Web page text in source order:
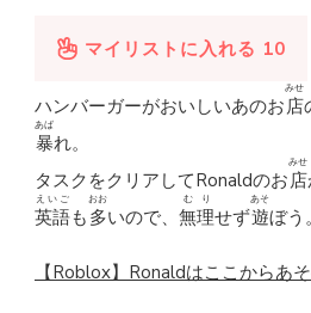
マイリストに入れる 10
ハンバーガーがおいしいあのお店
みせ
暴
あば
れ。
タスクをクリアしてRonaldのお店
みせ
英語
えいご
も 多
おお
いので、 無理
むり
せず遊
あそ
ぼう。
【Roblox】Ronaldはここからあ